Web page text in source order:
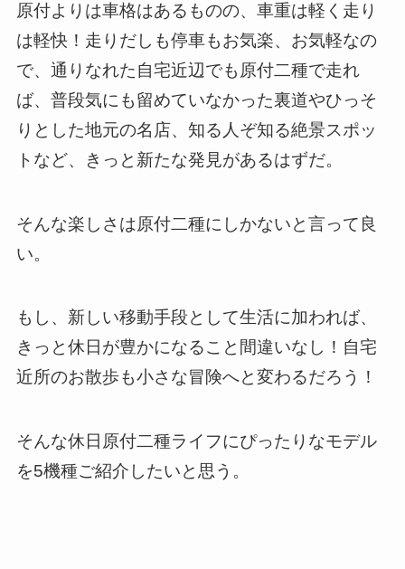
原付よりは車格はあるものの、車重は軽く走り
は軽快！走りだしも停車もお気楽、お気軽なの
で、通りなれた自宅近辺でも原付二種で走れ
ば、普段気にも留めていなかった裏道やひっそ
りとした地元の名店、知る人ぞ知る絶景スポッ
トなど、きっと新たな発見があるはずだ。
そんな楽しさは原付二種にしかないと言って良
い。
もし、新しい移動手段として生活に加われば、
きっと休日が豊かになること間違いなし！自宅
近所のお散歩も小さな冒険へと変わるだろう！
そんな休日原付二種ライフにぴったりなモデル
を5機種ご紹介したいと思う。